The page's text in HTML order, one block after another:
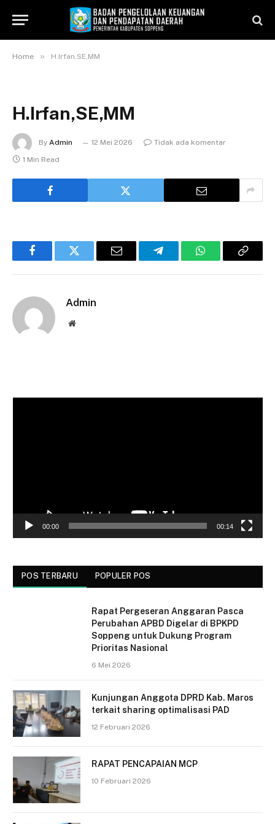
Home » H.Irfan,SE,MM
H.Irfan,SE,MM
By Admin 12 Mei 2026
Tidak ada komentar
1 Min Read
FacebookTwitter Email TelegramWhatsAppCopy
Admin
Website
00:00 00:14
POS TERBARU POPULER POS
Rapat Pergeseran Anggaran Pasca
Perubahan APBD Digelar di BPKPD
Soppeng untuk Dukung Program
Prioritas Nasional
6 Mei 2026
Kunjungan Anggota DPRD Kab. Maros
terkait sharing optimalisasi PAD
12 Februari 2026
RAPAT PENCAPAIAN MCP
10 Februari 2026